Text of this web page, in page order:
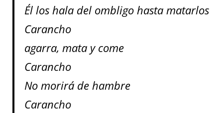
Él los hala del ombligo hasta matarlos
Carancho
agarra, mata y come
Carancho
No morirá de hambre
Carancho